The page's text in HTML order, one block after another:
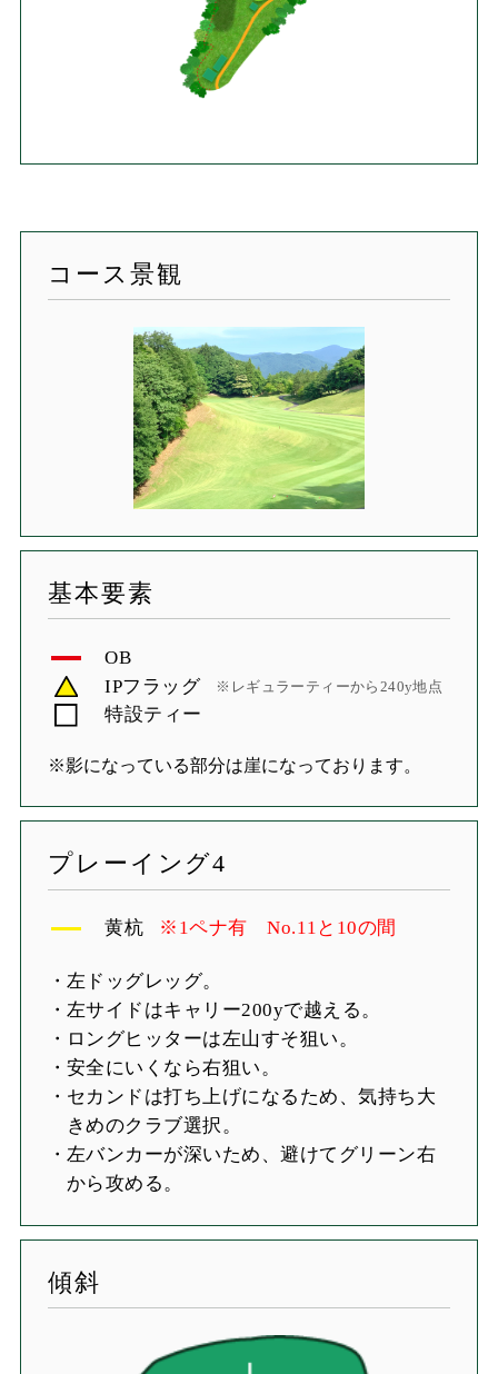
コース景観
基本要素
OB
IPフラッグ
※レギュラーティーから240y地点
特設ティー
※影になっている部分は崖になっております。
プレーイング4
黄杭 ※1ペナ有 No.11と10の間
左ドッグレッグ。
左サイドはキャリー200yで越える。
ロングヒッターは左山すそ狙い。
安全にいくなら右狙い。
セカンドは打ち上げになるため、気持ち大
きめのクラブ選択。
左バンカーが深いため、避けてグリーン右
から攻める。
傾斜